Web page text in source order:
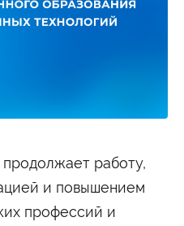
работу,
и повышением
профессий и